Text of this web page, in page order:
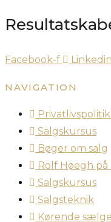
Facebook-f
NAVIGATION
Salgskursus
Bøger om salg
Rolf Høegh på
Salgskursus
Salgsteknik
Kørende